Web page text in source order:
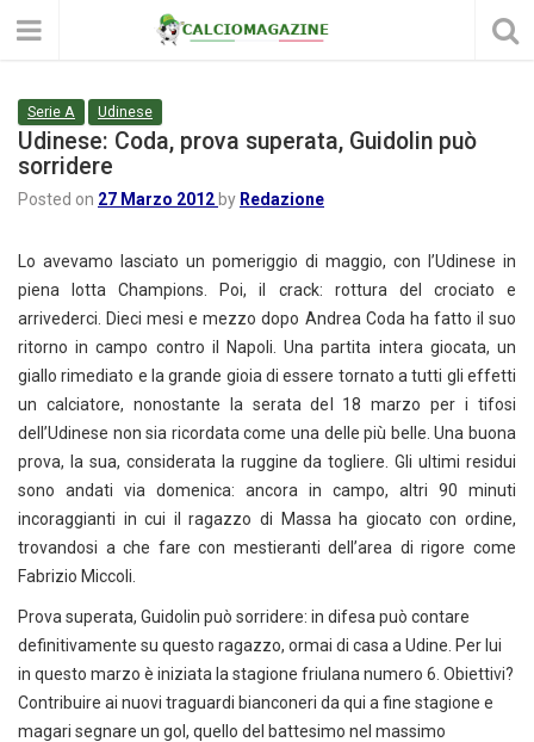
Serie A Udinese
Udinese: Coda, prova superata, Guidolin può
sorridere
Posted on 27 Marzo 2012 by Redazione
Lo avevamo lasciato un pomeriggio di maggio, con l’Udinese in
piena lotta Champions. Poi, il crack: rottura del crociato e
arrivederci. Dieci mesi e mezzo dopo Andrea Coda ha fatto il suo
ritorno in campo contro il Napoli. Una partita intera giocata, un
giallo rimediato e la grande gioia di essere tornato a tutti gli effetti
un calciatore, nonostante la serata del 18 marzo per i tifosi
dell’Udinese non sia ricordata come una delle più belle. Una buona
prova, la sua, considerata la ruggine da togliere. Gli ultimi residui
sono andati via domenica: ancora in campo, altri 90 minuti
incoraggianti in cui il ragazzo di Massa ha giocato con ordine,
trovandosi a che fare con mestieranti dell’area di rigore come
Fabrizio Miccoli.
Prova superata, Guidolin può sorridere: in difesa può contare
definitivamente su questo ragazzo, ormai di casa a Udine. Per lui
in questo marzo è iniziata la stagione friulana numero 6. Obiettivi?
Contribuire ai nuovi traguardi bianconeri da qui a fine stagione e
magari segnare un gol, quello del battesimo nel massimo